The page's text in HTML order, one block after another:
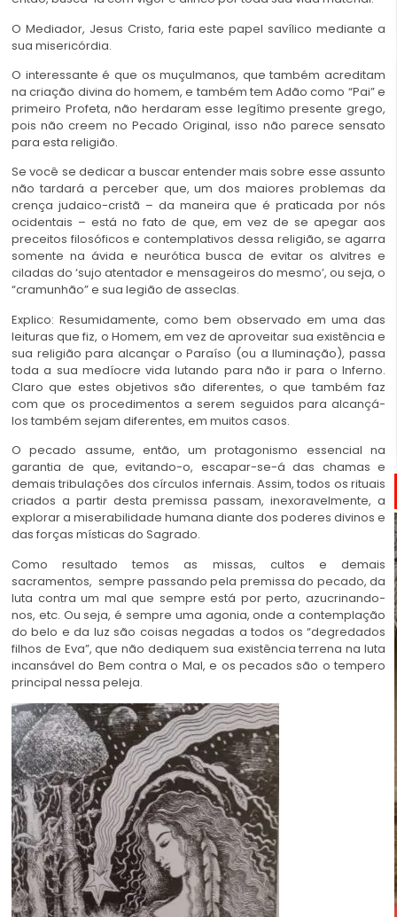
O Mediador, Jesus Cristo, faria este papel savílico mediante a
sua misericórdia.
O interessante é que os muçulmanos, que também acreditam
na criação divina do homem, e também tem Adão como “Pai” e
primeiro Profeta, não herdaram esse legítimo presente grego,
pois não creem no Pecado Original, isso não parece sensato
para esta religião.
Se você se dedicar a buscar entender mais sobre esse assunto
não tardará a perceber que, um dos maiores problemas da
crença judaico-cristã – da maneira que é praticada por nós
ocidentais – está no fato de que, em vez de se apegar aos
preceitos filosóficos e contemplativos dessa religião, se agarra
somente na ávida e neurótica busca de evitar os alvitres e
ciladas do ‘sujo atentador e mensageiros do mesmo’, ou seja, o
“cramunhão” e sua legião de asseclas.
Explico: Resumidamente, como bem observado em uma das
leituras que fiz, o Homem, em vez de aproveitar sua existência e
sua religião para alcançar o Paraíso (ou a Iluminação), passa
toda a sua medíocre vida lutando para não ir para o Inferno.
Claro que estes objetivos são diferentes, o que também faz
com que os procedimentos a serem seguidos para alcançá-
los também sejam diferentes, em muitos casos.
O pecado assume, então, um protagonismo essencial na
garantia de que, evitando-o, escapar-se-á das chamas e
demais tribulações dos círculos infernais. Assim, todos os rituais
criados a partir desta premissa passam, inexoravelmente, a
explorar a miserabilidade humana diante dos poderes divinos e
das forças místicas do Sagrado.
Como resultado temos as missas, cultos e demais
sacramentos, sempre passando pela premissa do pecado, da
luta contra um mal que sempre está por perto, azucrinando-
nos, etc. Ou seja, é sempre uma agonia, onde a contemplação
do belo e da luz são coisas negadas a todos os “degredados
filhos de Eva”, que não dediquem sua existência terrena na luta
incansável do Bem contra o Mal, e os pecados são o tempero
principal nessa peleja.